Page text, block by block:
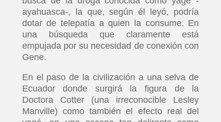
ayahuasca-, la que, según él leyó, podría
dotar de telepatía a quien la consume. En
una búsqueda que claramente está
empujada por su necesidad de conexión con
Gene.
En el paso de la civilización a una selva de
Ecuador donde surgirá la figura de la
Doctora Cotter (una irreconocible Lesley
Manville) como también el efecto real del